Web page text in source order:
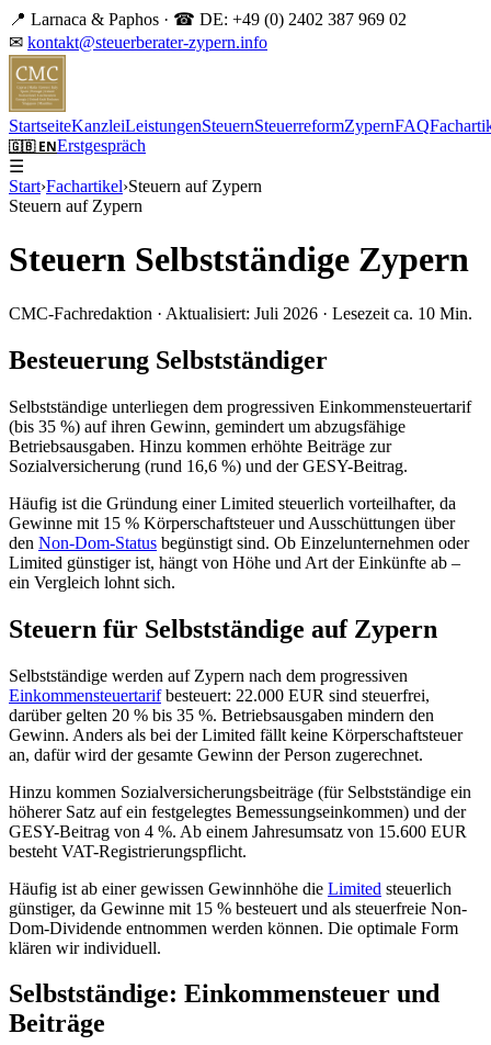
📍 Larnaca & Paphos · ☎ DE: +49 (0) 2402 387 969 02
✉ kontakt@steuerberater-zypern.info
StartseiteKanzleiLeistungenSteuernSteuerreformZypernFAQ
🇬🇧 ENErstgespräch
☰
Start›Fachartikel›Steuern auf Zypern
Steuern auf Zypern
Steuern Selbstständige Zypern
CMC-Fachredaktion · Aktualisiert: Juli 2026 · Lesezeit ca. 10 Min.
Besteuerung Selbstständiger
Selbstständige unterliegen dem progressiven Einkommensteuertarif
(bis 35 %) auf ihren Gewinn, gemindert um abzugsfähige
Betriebsausgaben. Hinzu kommen erhöhte Beiträge zur
Sozialversicherung (rund 16,6 %) und der GESY-Beitrag.
Häufig ist die Gründung einer Limited steuerlich vorteilhafter, da
Gewinne mit 15 % Körperschaftsteuer und Ausschüttungen über
den Non-Dom-Status begünstigt sind. Ob Einzelunternehmen oder
Limited günstiger ist, hängt von Höhe und Art der Einkünfte ab –
ein Vergleich lohnt sich.
Steuern für Selbstständige auf Zypern
Selbstständige werden auf Zypern nach dem progressiven
Einkommensteuertarifbesteuert: 22.000 EUR sind steuerfrei,
darüber gelten 20 % bis 35 %. Betriebsausgaben mindern den
Gewinn. Anders als bei der Limited fällt keine Körperschaftsteuer
an, dafür wird der gesamte Gewinn der Person zugerechnet.
Hinzu kommen Sozialversicherungsbeiträge (für Selbstständige ein
höherer Satz auf ein festgelegtes Bemessungseinkommen) und der
GESY-Beitrag von 4 %. Ab einem Jahresumsatz von 15.600 EUR
besteht VAT-Registrierungspflicht.
Häufig ist ab einer gewissen Gewinnhöhe die Limited steuerlich
günstiger, da Gewinne mit 15 % besteuert und als steuerfreie Non-
Dom-Dividende entnommen werden können. Die optimale Form
klären wir individuell.
Selbstständige: Einkommensteuer und
Beiträge